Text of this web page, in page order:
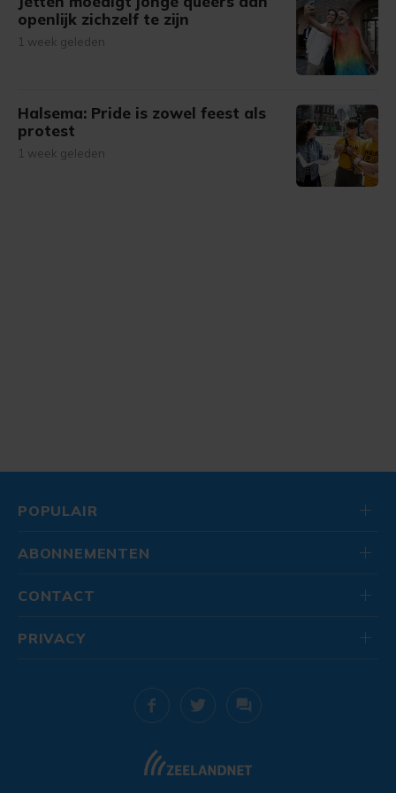
openlijk zichzelf te zijn
1 week geleden
Halsema: Pride is zowel feest als
protest
1 week geleden
POPULAIR
ABONNEMENTEN
CONTACT
PRIVACY